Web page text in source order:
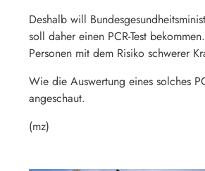
Deshalb will
soll daher einen PCR-Test
Personen mit dem Risiko schwerer
Wie die Auswertung eines solches
angeschaut.
(mz)